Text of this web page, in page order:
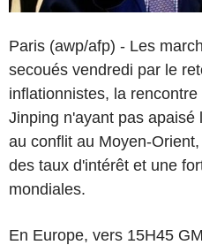
Paris (awp/afp) - Les
secoués vendredi par le
inflationnistes, la
Jinping n'ayant pas
au conflit au Moyen-
des taux d'intérêt et une
mondiales.
En Europe, vers 15H45